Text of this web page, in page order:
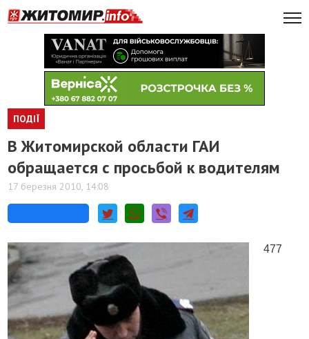
ПОДІЇ
В Житомирской области ГАИ
обращается с просьбой к водителям
17 березня 2010, 14:08
477